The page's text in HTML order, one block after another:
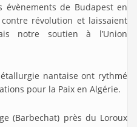
évènements de Budapest en
révolution et laissaient
notre soutien à l’Union
nantaise ont rythmé
pour la Paix en Algérie.
(Barbechat) près du Loroux